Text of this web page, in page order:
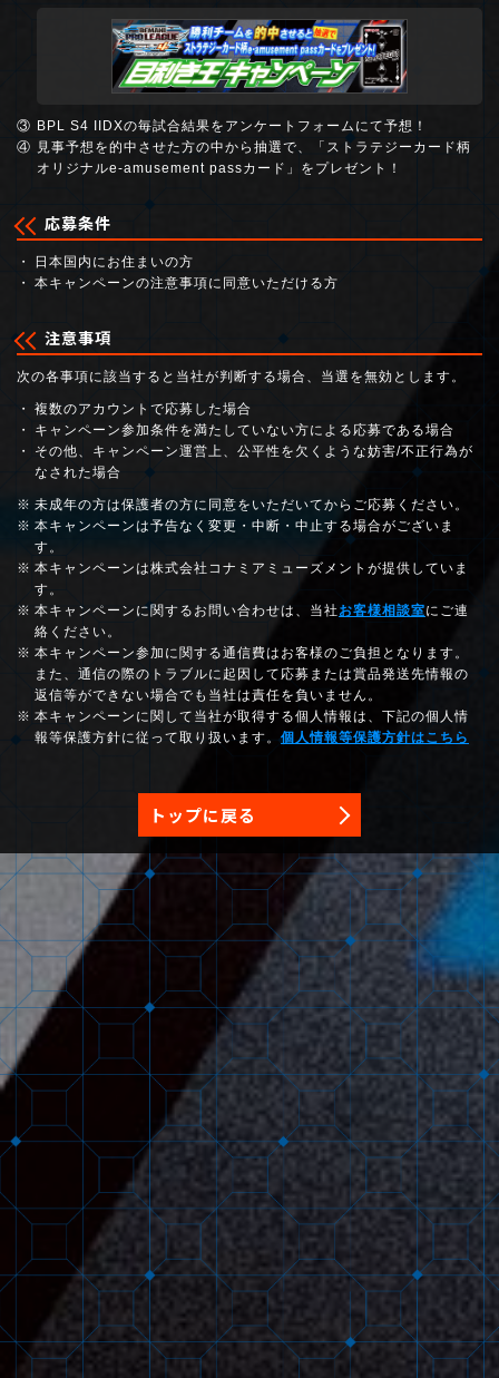
BPL S4 IIDXの毎試合結果をアンケートフォームにて予想！
見事予想を的中させた方の中から抽選で、「ストラテジーカード柄
オリジナルe-amusement passカード」をプレゼント！
応募条件
日本国内にお住まいの方
本キャンペーンの注意事項に同意いただける方
注意事項
次の各事項に該当すると当社が判断する場合、当選を無効とします。
複数のアカウントで応募した場合
キャンペーン参加条件を満たしていない方による応募である場合
その他、キャンペーン運営上、公平性を欠くような妨害/不正行為が
なされた場合
未成年の方は保護者の方に同意をいただいてからご応募ください。
本キャンペーンは予告なく変更・中断・中止する場合がございま
す。
本キャンペーンは株式会社コナミアミューズメントが提供していま
す。
本キャンペーンに関するお問い合わせは、当社 お客様相談室にご連
絡ください。
本キャンペーン参加に関する通信費はお客様のご負担となります。
また、通信の際のトラブルに起因して応募または賞品発送先情報の
返信等ができない場合でも当社は責任を負いません。
本キャンペーンに関して当社が取得する個人情報は、下記の個人情
報等保護方針に従って取り扱います。個人情報等保護方針はこちら
トップに戻る